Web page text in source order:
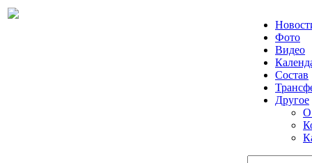
Фото
Видео
Состав
Другое
О